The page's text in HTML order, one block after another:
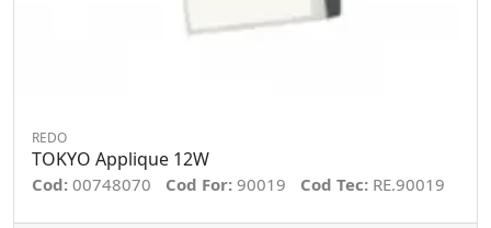
REDO
TOKYO Applique 12W
Cod: 00748070 Cod For: 90019 Cod Tec: RE.90019